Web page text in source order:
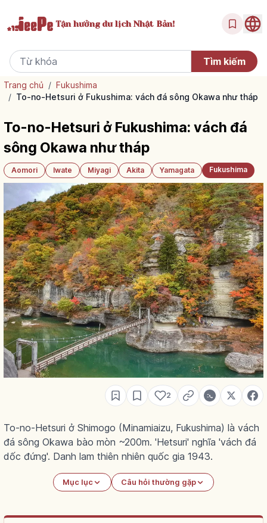
Tận hưởngdu lịch Nhật Bản!
Trang chủ / Fukushima
/ To-no-Hetsuri ở Fukushima: vách đá sông Okawa như tháp
To-no-Hetsuri ở Fukushima: vách đá
sông Okawa như tháp
Aomori Iwate Miyagi Akita Yamagata Fukushima
2
To-no-Hetsuri ở Shimogo (Minamiaizu, Fukushima) là vách
đá sông Okawa bào mòn ~200m. 'Hetsuri' nghĩa 'vách đá
dốc đứng'. Danh lam thiên nhiên quốc gia 1943.
Mục lục Câu hỏi thường gặp